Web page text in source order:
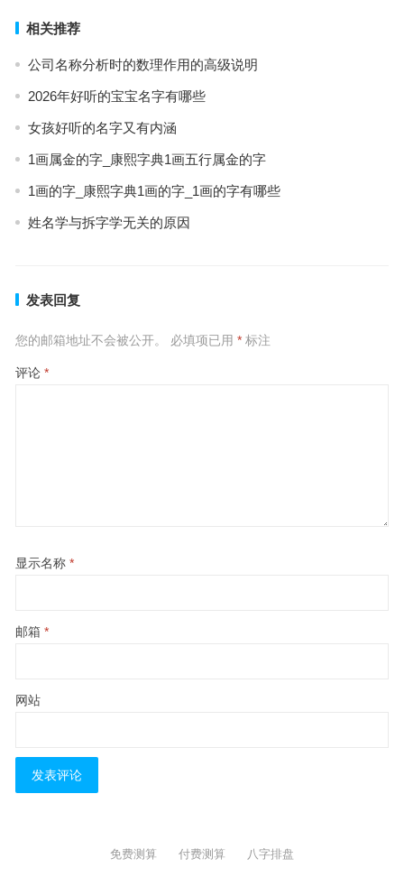
相关推荐
公司名称分析时的数理作用的高级说明
2026年好听的宝宝名字有哪些
女孩好听的名字又有内涵
1画属金的字_康熙字典1画五行属金的字
1画的字_康熙字典1画的字_1画的字有哪些
姓名学与拆字学无关的原因
发表回复
您的邮箱地址不会被公开。 必填项已用 *标注
评论 *
显示名称 *
邮箱 *
网站
免费测算 付费测算 八字排盘